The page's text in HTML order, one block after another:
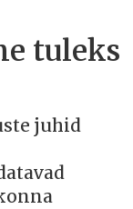
tuleks
juhid